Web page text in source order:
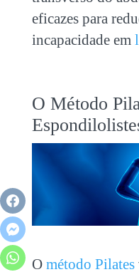
eficazes para
incapacidade em
O Método
O método Pilates